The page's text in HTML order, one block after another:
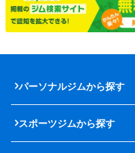
パーソナルジムから探す
スポーツジムから探す